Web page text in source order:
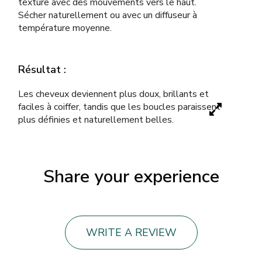
Sécher naturellement ou avec un diffuseur à
température moyenne.
Résultat :
Les cheveux deviennent plus doux, brillants et
faciles à coiffer, tandis que les boucles paraissent
plus définies et naturellement belles.
Share your experience
WRITE A REVIEW